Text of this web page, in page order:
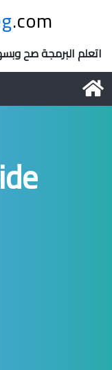
.com
اتعلم البرمجة صح